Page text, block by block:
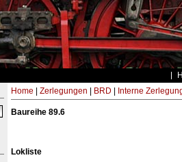
Home Zerlegungen BRD Interne
Baureihe 89.6
Lokliste